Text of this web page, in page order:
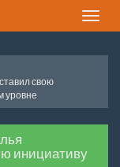
Toggle
свою
уровне
инициативу